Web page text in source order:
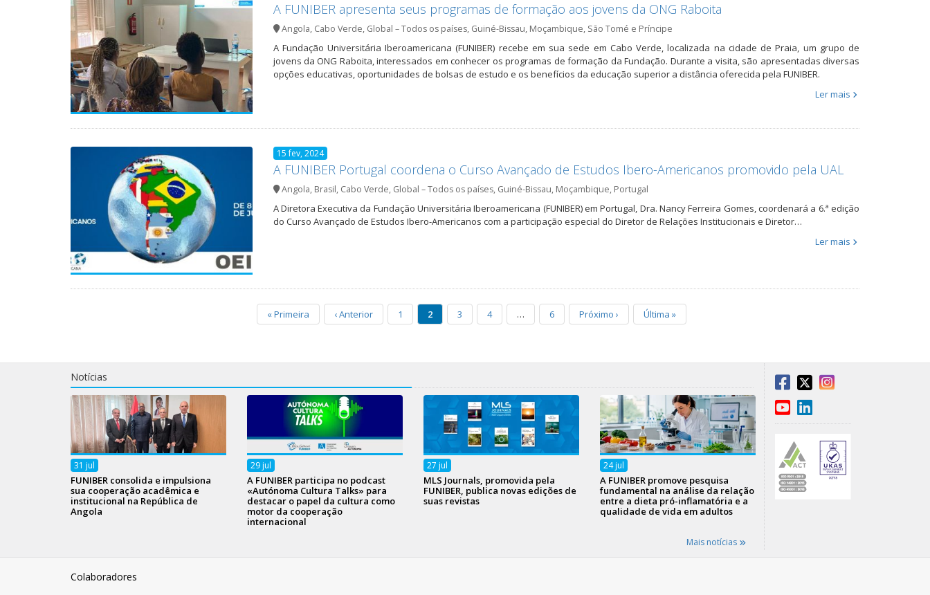
A FUNIBER apresenta seus programas de formação aos jovens da ONG Raboita
Angola, Cabo Verde, Global – Todos os países, Guiné-Bissau, Moçambique, São Tomé e Príncipe
A Fundação Universitária Iberoamericana (FUNIBER) recebe em sua sede em Cabo Verde, localizada na cidade de Praia, um grupo de
jovens da ONG Raboita, interessados em conhecer os programas de formação da Fundação. Durante a visita, são apresentadas diversas
opções educativas, oportunidades de bolsas de estudo e os benefícios da educação superior a distância oferecida pela FUNIBER.
Ler mais
15 fev, 2024
A FUNIBER Portugal coordena o Curso Avançado de Estudos Ibero-Americanos promovido pela UAL
Angola, Brasil, Cabo Verde, Global – Todos os países, Guiné-Bissau, Moçambique, Portugal
A Diretora Executiva da Fundação Universitária Iberoamericana (FUNIBER) em Portugal, Dra. Nancy Ferreira Gomes, coordenará a 6.ª edição
do Curso Avançado de Estudos Ibero-Americanos com a participação especial do Diretor de Relações Institucionais e Diretor…
Ler mais
«Primeira ‹Anterior 1 2 3 4 … 6 Próximo › Última »
Notícias
31 jul
FUNIBER consolida e impulsiona
sua cooperação acadêmica e
institucional na República de
Angola
29 jul
A FUNIBER participa no podcast
«Autónoma Cultura Talks» para
destacar o papel da cultura como
motor da cooperação
internacional
27 jul
MLS Journals, promovida pela
FUNIBER, publica novas edições de
suas revistas
24 jul
A FUNIBER promove pesquisa
fundamental na análise da relação
entre a dieta pró-inflamatória e a
qualidade de vida em adultos
Mais notícias
Colaboradores